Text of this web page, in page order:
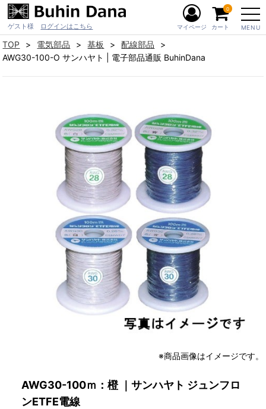
ゲスト様 ログインはこちら MENU
マイページ カート
0
TOP 電気部品 基板
配線部品
AWG30-100-O サンハヤト | 電子部品通販 BuhinDana
※商品画像はイメージです。
AWG30-100ｍ：橙 ｜サンハヤト ジュンフロ
ンETFE電線